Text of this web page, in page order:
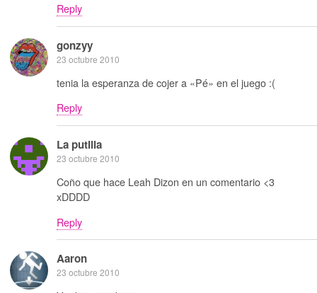
Reply
gonzyy
23 octubre 2010
tenia la esperanza de cojer a «Pé» en el juego :(
Reply
La putilla
23 octubre 2010
Coño que hace Leah Dizon en un comentario <3
xDDDD
Reply
Aaron
23 octubre 2010